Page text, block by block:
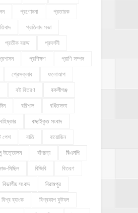
প্রণোদনা প্রতারক
প্রতিবাদ সভা
প্রতীক বরাদ্দ প্রদর্শনী
প্রশিক্ষণ প্রাণি সম্পদ
প্রেসক্লাব ফলোআপ
বই বিতরণ বকশীগঞ্জ
বরিশাল বর্ধিতসভা
বহিষ্কার বাছাইকৃত সংবাদ
পেশ বাতি বায়োজিন
উত্তোলন বাঁশচড়া বিএনপি
মিছিল বিজিবি বিতরণ
বিভাগীয় সংবাদ বিরামপুর
বিশ্ব ব্যাংক বিশ্বকাপ ফুটবল